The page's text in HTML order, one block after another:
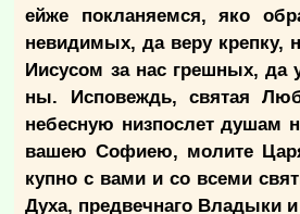
ейже покланяемся, яко
невидимых, да веру крепку,
Иисусом за нас грешных, да
ны. Исповеждь, святая
небесную низпослет душам
вашею Софиею, молите
купно с вами и со всеми
Духа, предвечнаго Владыки